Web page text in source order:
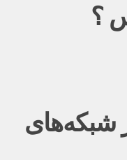
؟
شبکه‌های